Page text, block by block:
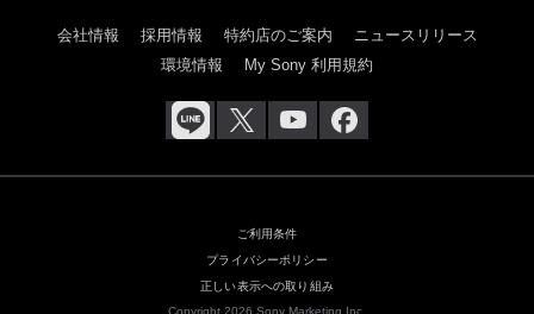
会社情報 採用情報 特約店のご案内
ニュースリリース
環境情報
My Sony 利用規約
ご利用条件
プライバシーポリシー
正しい表示への取り組み
Copyright 2026 Sony Marketing Inc.